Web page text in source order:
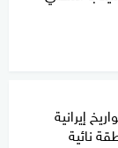
اعتراض 3 صواريخ إيرانية
نائية